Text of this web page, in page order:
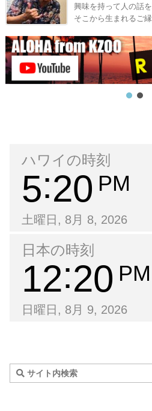
興味を持って人の話
そこから生まれるご
ハワイの時刻
5 20 PM
土曜日, 8月 8, 2026
日本の時刻
12 20 PM
日曜日, 8月 9, 2026